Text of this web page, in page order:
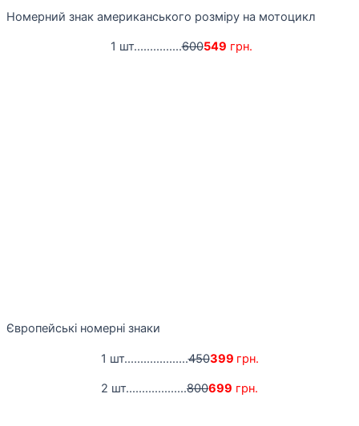
Номерний знак американського розміру на мотоцикл
1 шт...............600549 грн.
Європейські номерні знаки
1 шт....................450399 грн.
2 шт...................800699 грн.